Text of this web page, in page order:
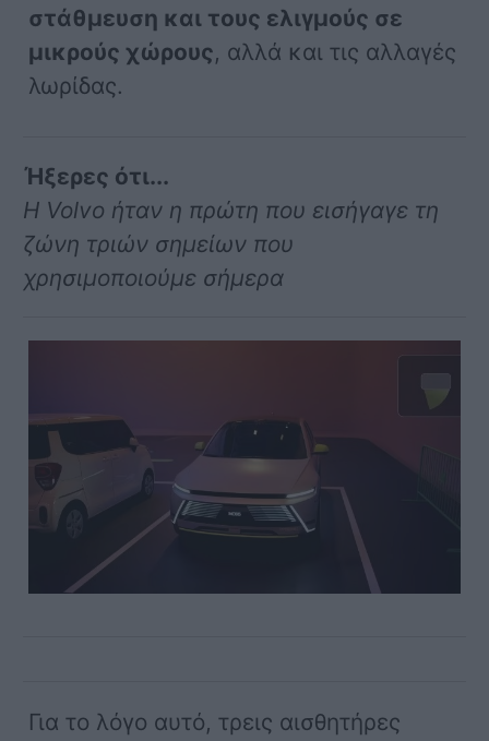
στάθμευση και τους ελιγμούς σε
μικρούς χώρους, αλλά και τις αλλαγές
λωρίδας.
Ήξερες ότι...
Η Volvo ήταν η πρώτη που εισήγαγε τη
ζώνη τριών σημείων που
χρησιμοποιούμε σήμερα
Για το λόγο αυτό, τρεις αισθητήρες